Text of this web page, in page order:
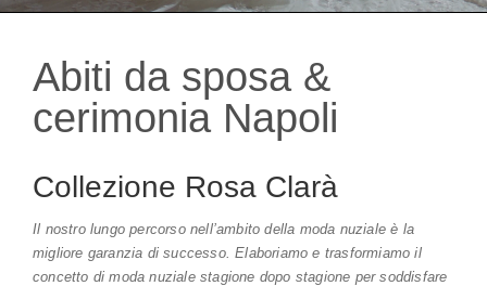
Abiti da sposa &
cerimonia Napoli
Collezione Rosa Clarà
Il nostro lungo percorso nell’ambito della moda nuziale è la
migliore garanzia di successo. Elaboriamo e trasformiamo il
concetto di moda nuziale stagione dopo stagione per soddisfare